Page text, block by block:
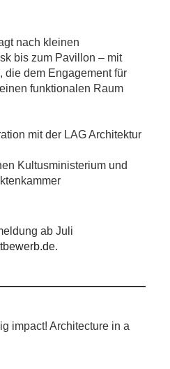
nach kleinen
bis zum Pavillon – mit
die dem Engagement für
funktionalen Raum
mit der LAG Architektur
Kultusministerium und
ab Juli
.
impact! Architecture in a